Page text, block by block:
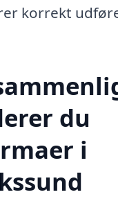
korrekt
du
i